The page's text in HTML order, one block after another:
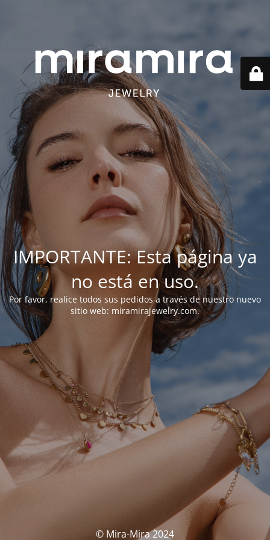
IMPORTANTE: Esta página ya
no está en uso.
Por favor, realice todos sus pedidos a través de nuestro nuevo
sitio web: miramirajewelry.com.
© Mira-Mira 2024